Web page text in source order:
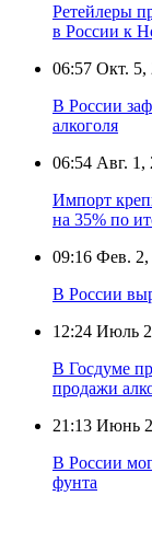
Ретейлеры
в России к
06:57 Окт. 5,
В России
алкоголя
06:54 Авг. 1,
Импорт
на 35% по
09:16 Фев. 2,
В России
12:24 Июль
В Госдуме
продажи
21:13 Июнь
В России
фунта